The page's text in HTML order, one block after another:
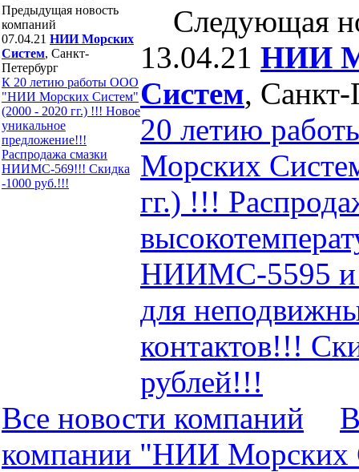
Предыдущая новость
компаний
07.04.21 НИИ Морских
Систем, Санкт-
Петербург
К 20 летию работы ООО
"НИИ Морских Систем"
(2000 - 2020 гг.) !!! Новое
уникальное
предложение!!!
Распродажа смазки
НИИМС-569!!! Скидка
-1000 руб.!!!
Следующая
13.04.21 НИИ
Систем, Санкт-
20 летию
Морских
гг.) !!!
НИИМС-5595
для
контактов!!!
рублей!!!
Все новости компaний
компaнии "НИИ